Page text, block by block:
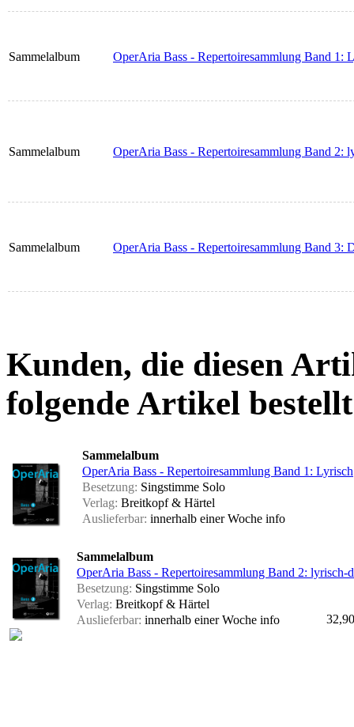
Sammelalbum OperAria Bass - Repertoiresammlung Band 1:
Sammelalbum OperAria Bass - Repertoiresammlung Band 2:
Sammelalbum OperAria Bass - Repertoiresammlung Band 3:
Kunden, die diesen
folgende Artikel
Sammelalbum
OperAria Bass - Repertoiresammlung Band 1: Lyrisch
Besetzung: Singstimme Solo
Verlag: Breitkopf & Härtel
Auslieferbar: innerhalb einer Woche info
Sammelalbum
OperAria Bass - Repertoiresammlung Band 2: lyrisch-
Besetzung: Singstimme Solo
Verlag: Breitkopf & Härtel
Auslieferbar: innerhalb einer Woche info